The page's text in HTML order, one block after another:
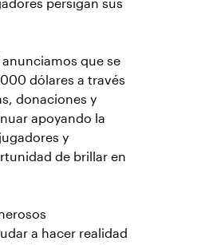
persigan sus
que se
dólares a través
donaciones y
apoyando la
y
de brillar en
a hacer realidad